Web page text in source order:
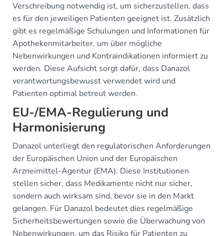
Verschreibung notwendig ist, um sicherzustellen, dass
es für den jeweiligen Patienten geeignet ist. Zusätzlich
gibt es regelmäßige Schulungen und Informationen für
Apothekenmitarbeiter, um über mögliche
Nebenwirkungen und Kontraindikationen informiert zu
werden. Diese Aufsicht sorgt dafür, dass Danazol
verantwortungsbewusst verwendet wird und
Patienten optimal betreut werden.
EU-/EMA-Regulierung und
Harmonisierung
Danazol unterliegt den regulatorischen Anforderungen
der Europäischen Union und der Europäischen
Arzneimittel-Agentur (EMA). Diese Institutionen
stellen sicher, dass Medikamente nicht nur sicher,
sondern auch wirksam sind, bevor sie in den Markt
gelangen. Für Danazol bedeutet dies regelmäßige
Sicherheitsbewertungen sowie die Überwachung von
Nebenwirkungen, um das Risiko für Patienten zu